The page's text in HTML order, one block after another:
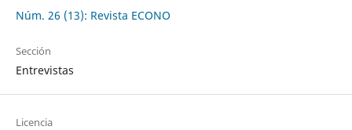
Núm. 26 (13): Revista ECONO
Sección
Entrevistas
Licencia